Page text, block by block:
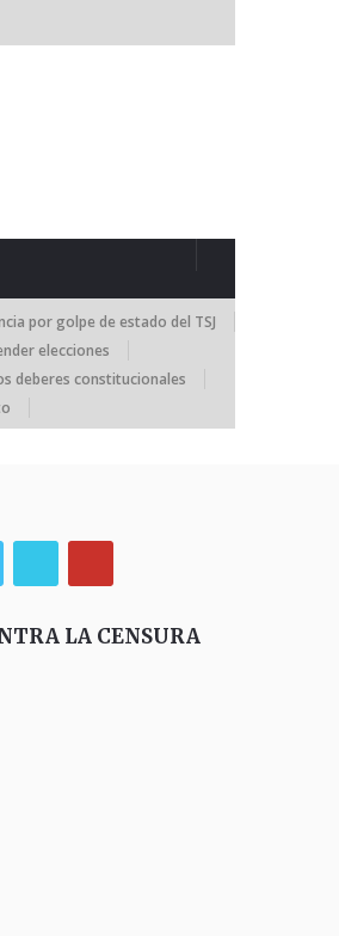
por golpe de estado del TSJ
elecciones
deberes constitucionales
LA CENSURA